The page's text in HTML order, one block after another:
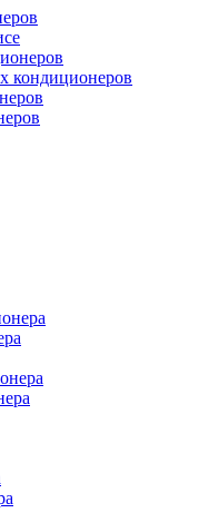
кондиционеров